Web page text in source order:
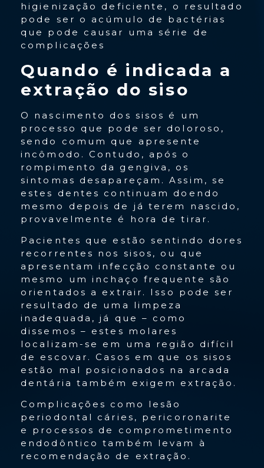
higienização deficiente, o resultado
pode ser o acúmulo de bactérias
que pode causar uma série de
complicações
Quando é indicada a
extração do siso
O nascimento dos sisos é um
processo que pode ser doloroso,
sendo comum que apresente
incômodo. Contudo, após o
rompimento da gengiva, os
sintomas desapareçam. Assim, se
estes dentes continuam doendo
mesmo depois de já terem nascido,
provavelmente é hora de tirar.
Pacientes que estão sentindo dores
recorrentes nos sisos, ou que
apresentam infecção constante ou
mesmo um inchaço frequente são
orientados a extrair. Isso pode ser
resultado de uma limpeza
inadequada, já que – como
dissemos – estes molares
localizam-se em uma região difícil
de escovar. Casos em que os sisos
estão mal posicionados na arcada
dentária também exigem extração.
Complicações como lesão
periodontal cáries, pericoronarite
e processos de comprometimento
endodôntico também levam à
recomendação de extração.